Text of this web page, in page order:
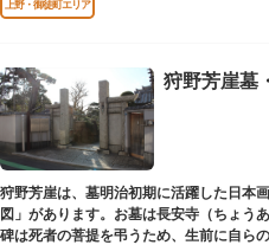
上野・御徒町エリア
狩野芳崖墓
狩野芳崖は、墓明治初期に活躍した日本
図」があります。お墓は長安寺（ちょう
碑は死者の菩提を弔うため、生前に自ら